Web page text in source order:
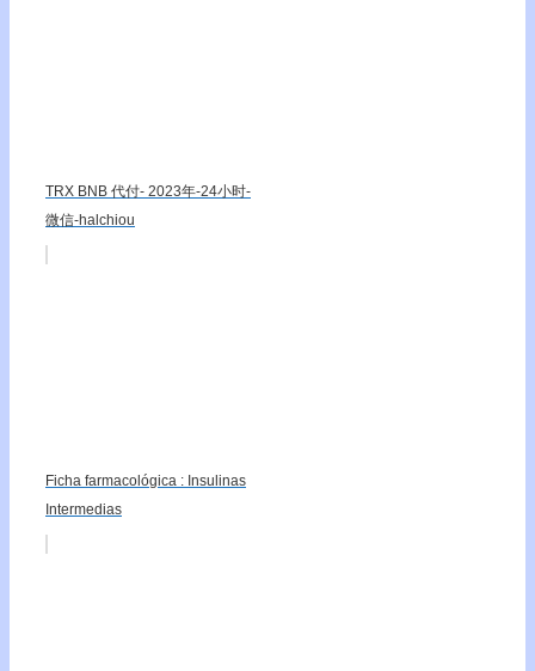
TRX BNB 代付- 2023年-24小时-
微信-halchiou
Ficha farmacológica : Insulinas
Intermedias